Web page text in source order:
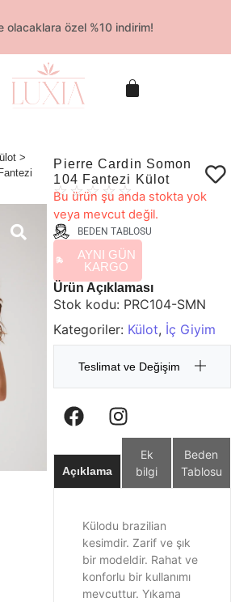
olacaklara özel %10 indirim!
>
Pierre Cardin Somon
104 Fantezi Külot
☆☆☆ ☆ ☆
Bu ürün şu anda stokta yok
veya mevcut değil.
BEDEN TABLOSU
AYNI GÜN
KARGO
Ürün Açıklaması
Stok kodu: PRC104-SMN
Kategoriler: Külot, İç Giyim
Teslimat ve Değişim
Açıklama
Ek
bilgi
Beden
Tablosu
Külodu brazilian
kesimdir. Zarif ve şık
bir modeldir. Rahat ve
konforlu bir kullanımı
mevcuttur. Yıkama